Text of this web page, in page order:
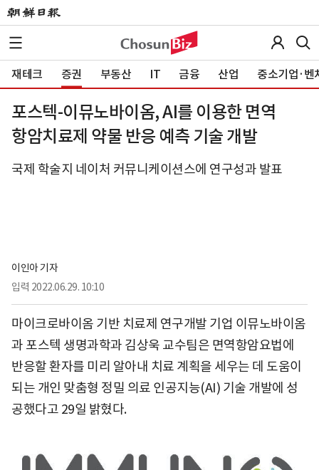
재테크 증권 부동산 IT 금융 산업 중소기업·벤
포스텍-이뮤노바이옴, AI를 이용한 면역
항암치료제 약물 반응 예측 기술 개발
국제 학술지 네이처 커뮤니케이션스에 연구성과 발표
이인아 기자
입력 2022.06.29. 10:10
마이크로바이옴 기반 치료제 연구개발 기업 이뮤노바이옴
과 포스텍 생명과학과 김상욱 교수팀은 면역항암요법에
반응할 환자를 미리 알아내 치료 계획을 세우는 데 도움이
되는 개인 맞춤형 정밀 의료 인공지능(AI) 기술 개발에 성
공했다고 29일 밝혔다.